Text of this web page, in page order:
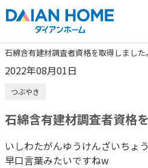
石綿含有建材調査者資格を取得しました。
2022年08月01日
つぶやき
石綿含有建材調査者資格
いしわたがんゆうけんざいちょ
早口言葉みたいですねw